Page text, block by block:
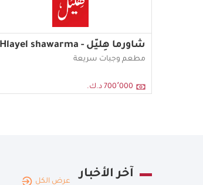
شاورما هِليّل - Hlayel shawarma
مطعم وجبات سريعة
700٬000 د.ك.
آخر الأخبار
عرض الكل